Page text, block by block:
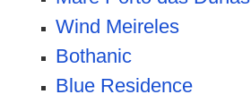
Wind Meireles
Bothanic
Blue Residence